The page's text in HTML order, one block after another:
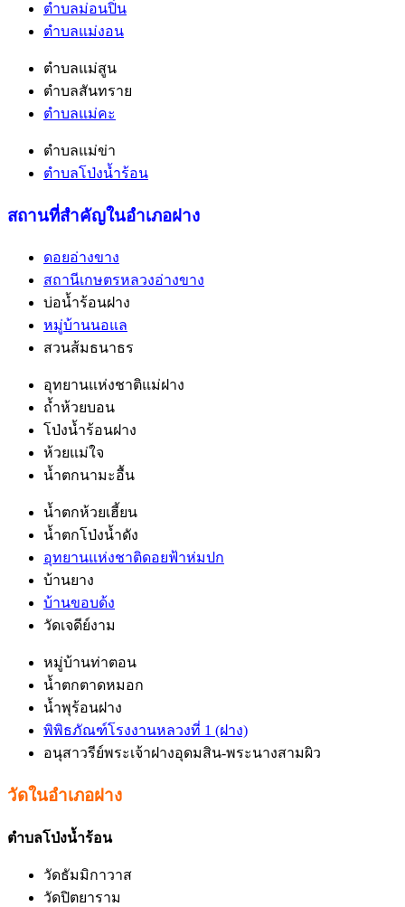
ตำบลม่อนปิ่น
ตำบลแม่งอน
ตำบลแม่สูน
ตำบลสันทราย
ตำบลแม่คะ
ตำบลแม่ข่า
ตำบลโป่งน้ำร้อน
สถานที่สำคัญในอำเภอฝาง
ดอยอ่างขาง
สถานีเกษตรหลวงอ่างขาง
บ่อน้ำร้อนฝาง
หมู่บ้านนอแล
สวนส้มธนาธร
อุทยานแห่งชาติแม่ฝาง
ถ้ำห้วยบอน
โป่งน้ำร้อนฝาง
ห้วยแม่ใจ
น้ำตกนามะอื้น
น้ำตกห้วยเฮี้ยน
น้ำตกโป่งน้ำดัง
อุทยานแห่งชาติดอยฟ้าห่มปก
บ้านยาง
บ้านขอบด้ง
วัดเจดีย์งาม
หมู่บ้านท่าตอน
น้ำตกตาดหมอก
น้ำพุร้อนฝาง
พิพิธภัณฑ์โรงงานหลวงที่ 1 (ฝาง)
อนุสาวรีย์พระเจ้าฝางอุดมสิน-พระนางสามผิว
วัดในอำเภอฝาง
ตำบลโป่งน้ำร้อน
วัดธัมมิกาวาส
วัดปิตยาราม